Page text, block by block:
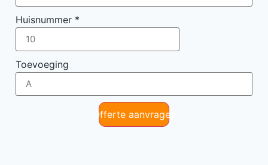
Huisnummer *
Toevoeging
Offerte aanvragen